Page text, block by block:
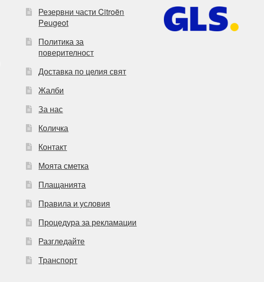
Резервни части Citroën
Peugeot
Политика за
поверителност
Доставка по целия свят
Жалби
За нас
Количка
Контакт
Моята сметка
Плащанията
Правила и условия
Процедура за рекламации
Разгледайте
Транспорт